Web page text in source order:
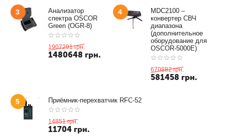
3
Анализатор
спектра OSCOR
Green (OGR-8)
1907291 грн.
1480648 грн.
4
MDC2100 –
конвертер СВЧ
диапазона
(дополнительное
оборудование для
OSCOR-5000E)
670882 грн.
581458 грн.
5 Приёмник-перехватчик RFC-52
14851 грн.
11704 грн.